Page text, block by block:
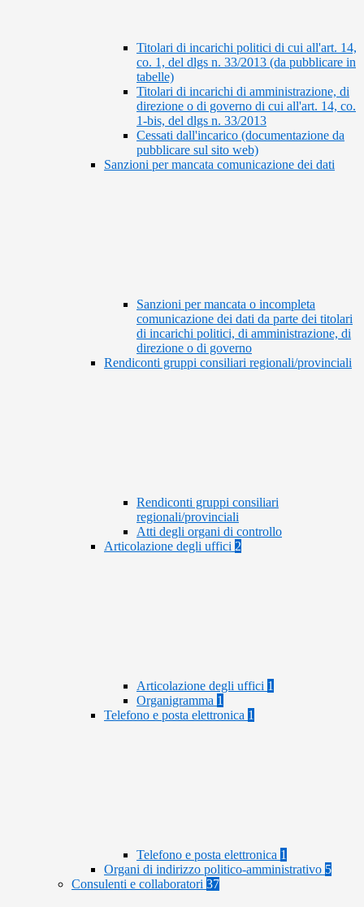
Titolari di incarichi politici di cui all'art. 14,
co. 1, del dlgs n. 33/2013 (da pubblicare in
tabelle)
Titolari di incarichi di amministrazione, di
direzione o di governo di cui all'art. 14, co.
1-bis, del dlgs n. 33/2013
Cessati dall'incarico (documentazione da
pubblicare sul sito web)
Sanzioni per mancata comunicazione dei dati
Sanzioni per mancata o incompleta
comunicazione dei dati da parte dei titolari
di incarichi politici, di amministrazione, di
direzione o di governo
Rendiconti gruppi consiliari regionali/provinciali
Rendiconti gruppi consiliari
regionali/provinciali
Atti degli organi di controllo
Articolazione degli uffici 2
Articolazione degli uffici 1
Organigramma 1
Telefono e posta elettronica 1
Telefono e posta elettronica 1
Organi di indirizzo politico-amministrativo 5
Consulenti e collaboratori 37